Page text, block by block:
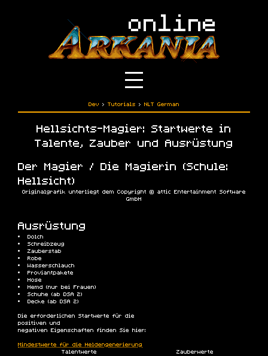
Dev › Tutorials › NLT German
Hellsichts-Magier: Startwerte in
Talente, Zauber und Ausrüstung
Der Magier / Die Magierin (Schule:
Hellsicht)
Originalgrafik unterliegt dem Copyright © attic Entertainment Software
GmbH
Ausrüstung
Dolch
Schreibzeug
Zauberstab
Robe
Wasserschlauch
Proviantpakete
Hose
Hemd (nur bei Frauen)
Schuhe (ab DSA 2)
Decke (ab DSA 2)
Die erforderlichen Startwerte für die
positiven und
negativen Eigenschaften finden Sie hier:
Mindestwerte für die Heldengenerierung
Talentwerte
Zauberwerte